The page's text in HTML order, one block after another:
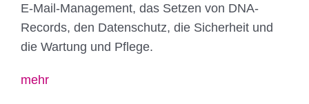
E-Mail-Management, das Setzen von DNA-
Records, den Datenschutz, die Sicherheit und
die Wartung und Pflege.
mehr